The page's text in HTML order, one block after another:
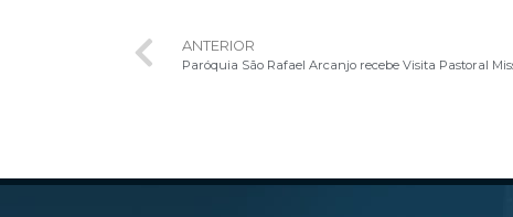
ANTERIOR
Paróquia São Rafael Arcanjo recebe Visita Pastoral